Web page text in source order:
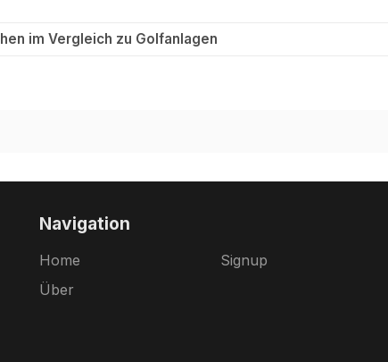
im Vergleich zu Golfanlagen
Navigation
Home
Über
Signup